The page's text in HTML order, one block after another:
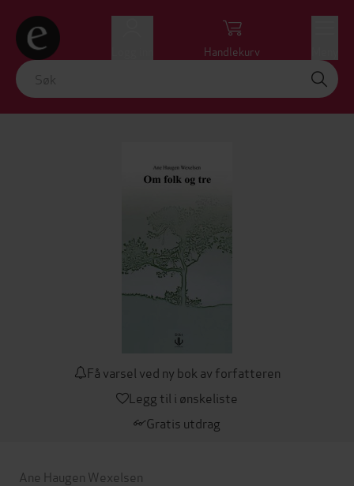
Handlekurv
Få varsel ved ny bok av forfatteren
Legg til i ønskeliste
Gratis utdrag
Ane Haugen Wexelsen